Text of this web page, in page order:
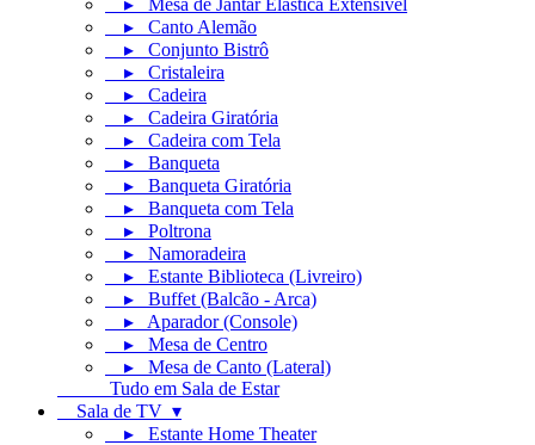
▸ Mesa de Jantar Elástica Extensível
▸ Canto Alemão
▸ Conjunto Bistrô
▸ Cristaleira
▸ Cadeira
▸ Cadeira Giratória
▸ Cadeira com Tela
▸ Banqueta
▸ Banqueta Giratória
▸ Banqueta com Tela
▸ Poltrona
▸ Namoradeira
▸ Estante Biblioteca (Livreiro)
▸ Buffet (Balcão - Arca)
▸ Aparador (Console)
▸ Mesa de Centro
▸ Mesa de Canto (Lateral)
Tudo em Sala de Estar
Sala de TV ▾
▸ Estante Home Theater